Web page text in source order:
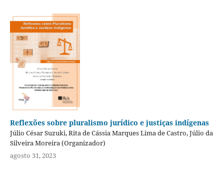
Reflexões sobre pluralismo jurídico e justiças indígenas
Júlio César Suzuki, Rita de Cássia Marques Lima de Castro, Júlio da
Silveira Moreira (Organizador)
agosto 31, 2023